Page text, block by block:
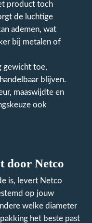
product toch
de luchtige
ademen, wat
bij metalen of
gewicht toe,
blijven.
maaswijdte en
ook
door Netco
is, levert Netco
op jouw
welke diameter
het beste past